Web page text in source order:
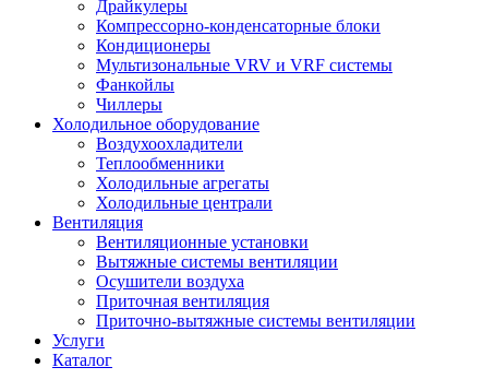
Драйкулеры
Компрессорно-конденсаторные блоки
Кондиционеры
Мультизональные VRV и VRF системы
Фанкойлы
Чиллеры
Холодильное оборудование
Воздухоохладители
Теплообменники
Холодильные агрегаты
Холодильные централи
Вентиляция
Вентиляционные установки
Вытяжные системы вентиляции
Осушители воздуха
Приточная вентиляция
Приточно-вытяжные системы вентиляции
Услуги
Каталог